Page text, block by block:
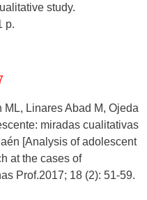
study.
p.
Linares Abad M, Ojeda
miradas cualitativas
[Analysis of adolescent
at the cases of
Prof.2017; 18 (2): 51-59.